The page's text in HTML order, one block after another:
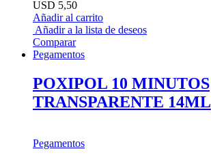
USD 5,50
Añadir al carrito
Añadir a la lista de deseos
Comparar
Pegamentos
POXIPOL 10 MINUTOS
TRANSPARENTE 14ML
Pegamentos